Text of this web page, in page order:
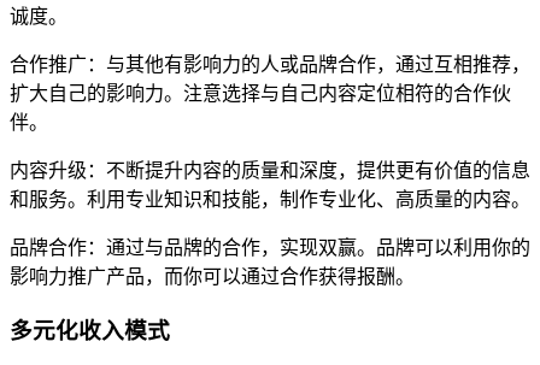
诚度。
合作推广：与其他有影响力的人或品牌合作，通过互相推荐，
扩大自己的影响力。注意选择与自己内容定位相符的合作伙
伴。
内容升级：不断提升内容的质量和深度，提供更有价值的信息
和服务。利用专业知识和技能，制作专业化、高质量的内容。
品牌合作：通过与品牌的合作，实现双赢。品牌可以利用你的
影响力推广产品，而你可以通过合作获得报酬。
多元化收入模式